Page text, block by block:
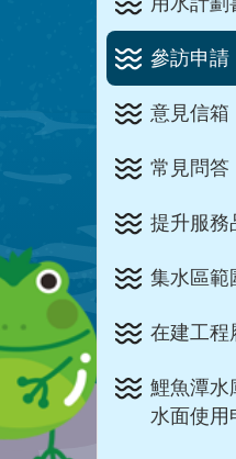
參訪申請
意見信箱
常見問答
提升服務
集水區範
在建工程
鯉魚潭水
水面使用